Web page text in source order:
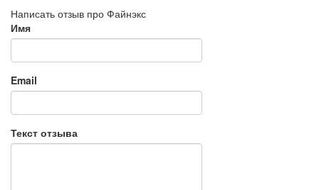
Написать отзыв про Файнэкс
Имя
Email
Текст отзыва